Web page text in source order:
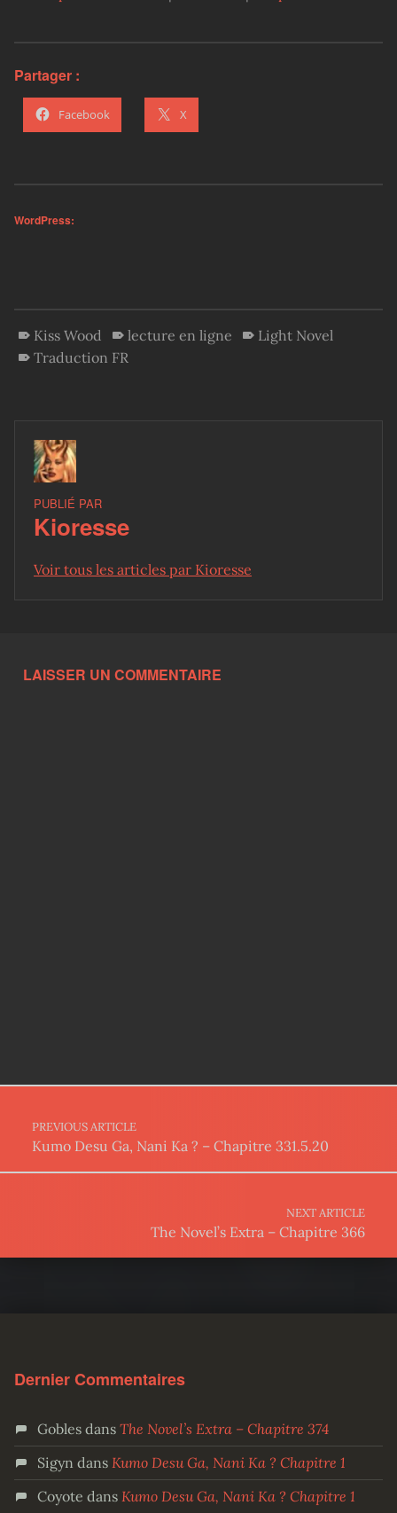
Partager :
Facebook X
WordPress:
Kiss Wood lecture en ligne
Light Novel
Traduction FR
PUBLIÉ PAR
Kioresse
Voir tous les articles par Kioresse
LAISSER UN COMMENTAIRE
Post navigation
PREVIOUS ARTICLE
Kumo Desu Ga, Nani Ka ? – Chapitre 331.5.20
NEXT ARTICLE
The Novel’s Extra – Chapitre 366
Dernier Commentaires
Goblesdans The Novel’s Extra – Chapitre 374
Sigyn dans Kumo Desu Ga, Nani Ka ? Chapitre 1
Coyote dans Kumo Desu Ga, Nani Ka ? Chapitre 1